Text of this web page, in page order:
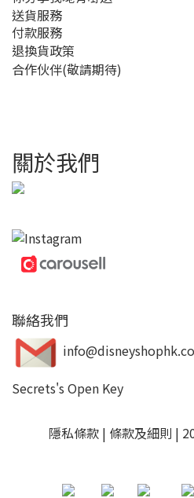
送貨服務
付款服務
退換貨政策
合作伙伴(敬請期待)
關於我們
聯絡我們
Secrets's Open Key
隱私條款| 條款及細則 |